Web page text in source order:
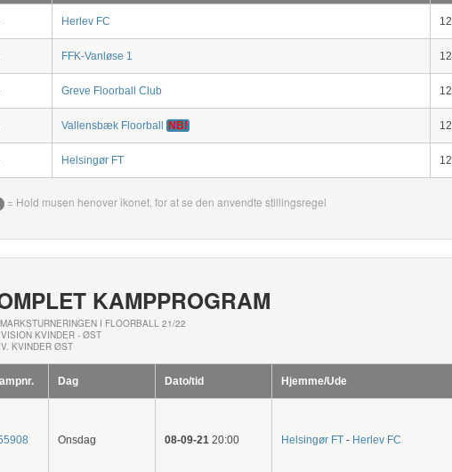
Herlev FC 12
FFK-Vanløse 1 12
Greve Floorball Club 12
Vallensbæk Floorball NB! 12
Helsingør FT 12
= Hold musen henover ikonet, for at se den anvendte stillingsregel
KAMPPROGRAM
I FLOORBALL 21/22
KVINDER - ØST
KVINDER ØST
Dag Dato/tid Hjemme/Ude
Onsdag 08-09-2120:00 Helsingør FT - Herlev FC